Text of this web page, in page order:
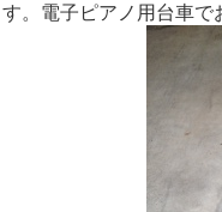
す。電子ピアノ用台車で